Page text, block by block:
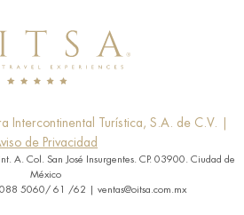
Turística, S.A. de C.V. |
de Privacidad
A. Col. San José Insurgentes. CP. 03900. Ciudad de
México
5060/ 61 /62 | ventas@oitsa.com.mx